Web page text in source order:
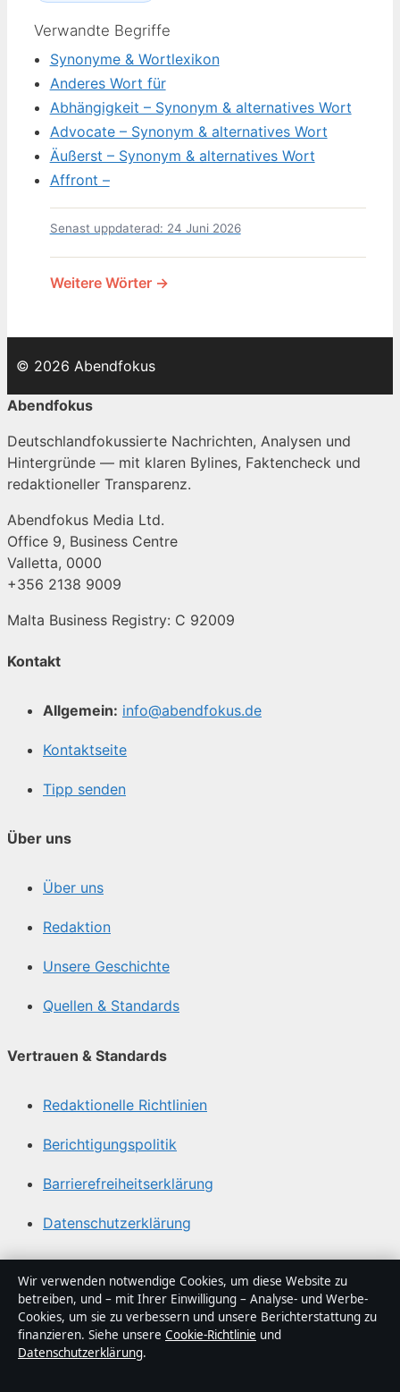
Verwandte Begriffe
Synonyme & Wortlexikon
Anderes Wort für
Abhängigkeit – Synonym & alternatives Wort
Advocate – Synonym & alternatives Wort
Äußerst – Synonym & alternatives Wort
Affront –
Senast uppdaterad: 24 Juni 2026
Weitere Wörter →
© 2026 Abendfokus
Abendfokus
Deutschlandfokussierte Nachrichten, Analysen und
Hintergründe — mit klaren Bylines, Faktencheck und
redaktioneller Transparenz.
Abendfokus Media Ltd.
Office 9, Business Centre
Valletta, 0000
+356 2138 9009
Malta Business Registry: C 92009
Kontakt
Allgemein: info@abendfokus.de
Kontaktseite
Tipp senden
Über uns
Über uns
Redaktion
Unsere Geschichte
Quellen & Standards
Vertrauen & Standards
Redaktionelle Richtlinien
Berichtigungspolitik
Barrierefreiheitserklärung
Datenschutzerklärung
Über Abendfokus in Kürze
Abendfokus ist ein unabhängiger digitaler
Nachrichtenanbieter mit Fokus auf Politik, Wirtschaft,
Technik und Gesellschaft in Deutschland. Jeder Artikel
Wir verwenden notwendige Cookies, um diese Website zu
betreiben, und – mit Ihrer Einwilligung – Analyse- und Werbe-
Cookies, um sie zu verbessern und unsere Berichterstattung zu
finanzieren. Siehe unsere Cookie-Richtlinie und
Datenschutzerklärung.